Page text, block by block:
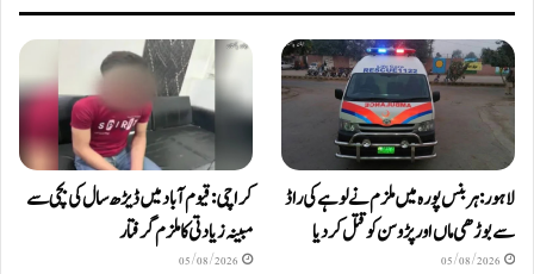
لاہور: ہربنس پورہ میں ملزم نے لوہے کی راڈ
سے بوڑھی ماں اور پڑوسن کو قتل کر دیا
05/08/2026
کراچی: قیوم آباد میں ڈیڑھ سال کی بچی سے
مبینہ زیادتی کا ملزم گرفتار
05/08/2026